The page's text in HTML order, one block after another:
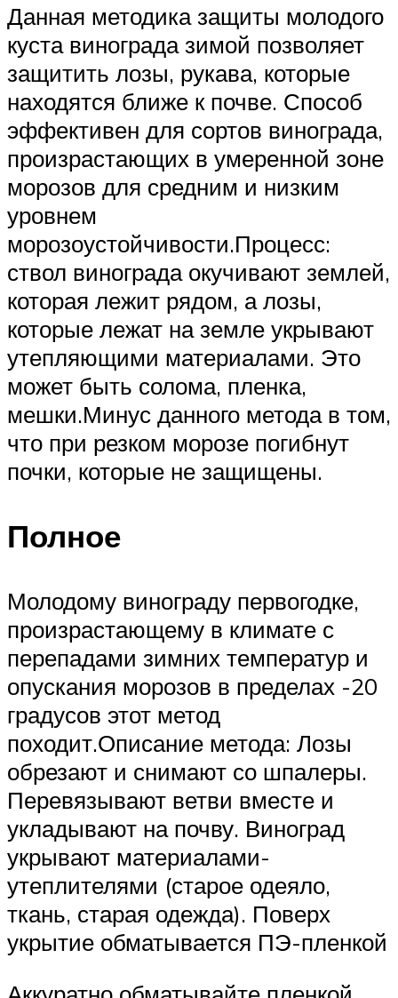
Данная методика защиты молодого
куста винограда зимой позволяет
защитить лозы, рукава, которые
находятся ближе к почве. Способ
эффективен для сортов винограда,
произрастающих в умеренной зоне
морозов для средним и низким
уровнем
морозоустойчивости.Процесс:
ствол винограда окучивают землей,
которая лежит рядом, а лозы,
которые лежат на земле укрывают
утепляющими материалами. Это
может быть солома, пленка,
мешки.Минус данного метода в том,
что при резком морозе погибнут
почки, которые не защищены.
Полное
Молодому винограду первогодке,
произрастающему в климате с
перепадами зимних температур и
опускания морозов в пределах -20
градусов этот метод
походит.Описание метода: Лозы
обрезают и снимают со шпалеры.
Перевязывают ветви вместе и
укладывают на почву. Виноград
укрывают материалами-
утеплителями (старое одеяло,
ткань, старая одежда). Поверх
укрытие обматывается ПЭ-пленкой